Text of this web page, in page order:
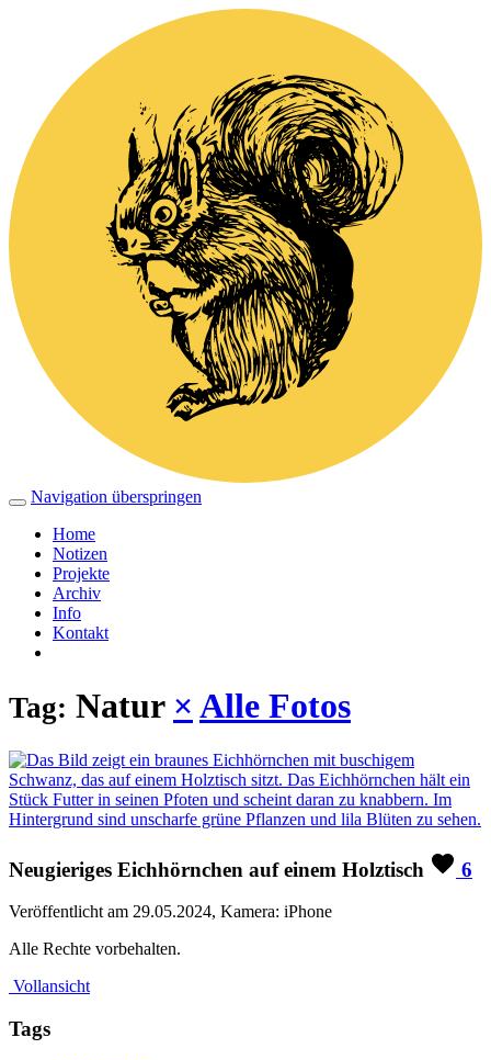
Navigation überspringen
Home
Notizen
Projekte
Archiv
Info
Kontakt
Tag: Natur × Alle Fotos
Neugieriges Eichhörnchen auf einem Holztisch 6
Veröffentlicht am 29.05.2024, Kamera: iPhone
Alle Rechte vorbehalten.
Vollansicht
Tags